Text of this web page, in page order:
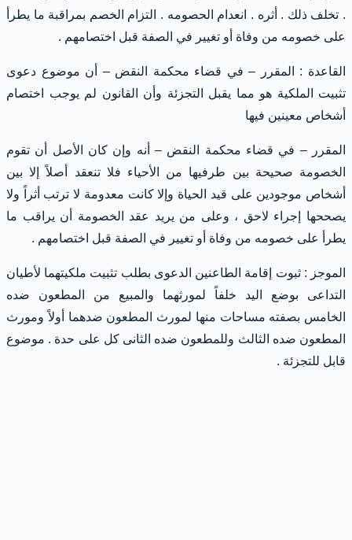
. تخلف ذلك . أثره .
انعدام الحصومه . التزام الخصم بمراقبة ما يطرأ
على خصومه من وفاة أو تغيير في الصفة قبل اختصامهم .
القاعدة : المقرر – في قضاء محكمة النقض – أن موضوع دعوى
تثبيت الملكية هو مما يقبل التجزئة وأن القانون لم يوجب اختصام
أشخاص معينين فيها
المقرر – في قضاء محكمة النقض – أنه وإن كان الأصل أن تقوم
الخصومة صحيحة بين طرفيها من الأحياء فلا تنعقد أصلاً إلا بين
أشخاص موجودين على قيد الحياة وإلا كانت معدومة لا ترتب أثراً ولا
يصححها إجراء لاحق ، وعلى من يريد عقد الخصومة أن يراقب ما
يطرأ على خصومه من وفاة أو تغيير في الصفة قبل اختصامهم .
الموجز : ثبوت إقامة الطاعنين الدعوى بطلب تثبيت ملكيتهما لأطيان
التداعى بوضع اليد خلفاً لمورثهما والمبيع من المطعون ضده
الخامس بصفته مساحات منها لمورث المطعون ضدهما أولاً ومورث
المطعون ضده الثالث وللمطعون ضده الثانى كل على حدة . موضوع
قابل للتجزئة .